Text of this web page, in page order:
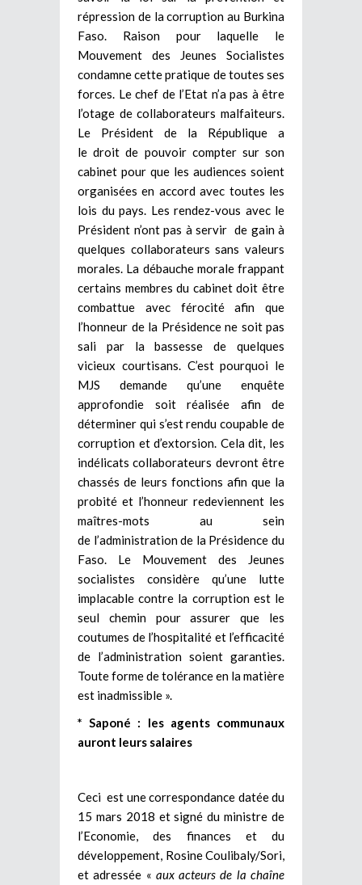
répression de la corruption au Burkina
Faso. Raison pour laquelle le
Mouvement des Jeunes Socialistes
condamne cette pratique de toutes ses
forces. Le chef de l’Etat n’a pas à être
l’otage de collaborateurs malfaiteurs.
Le Président de la République a
le droit de pouvoir compter sur son
cabinet pour que les audiences soient
organisées en accord avec toutes les
lois du pays. Les rendez-vous avec le
Président n’ont pas à servir de gain à
quelques collaborateurs sans valeurs
morales. La débauche morale frappant
certains membres du cabinet doit être
combattue avec férocité afin que
l’honneur de la Présidence ne soit pas
sali par la bassesse de quelques
vicieux courtisans. C’est pourquoi le
MJS demande qu’une enquête
approfondie soit réalisée afin de
déterminer qui s’est rendu coupable de
corruption et d’extorsion. Cela dit, les
indélicats collaborateurs devront être
chassés de leurs fonctions afin que la
probité et l’honneur redeviennent les
maîtres-mots au sein
de l’administration de la Présidence du
Faso. Le Mouvement des Jeunes
socialistes considère qu’une lutte
implacable contre la corruption est le
seul chemin pour assurer que les
coutumes de l’hospitalité et l’efficacité
de l’administration soient garanties.
Toute forme de tolérance en la matière
est inadmissible ».
* Saponé : les agents communaux
auront leurs salaires
Ceci est une correspondance datée du
15 mars 2018 et signé du ministre de
l’Economie, des finances et du
développement, Rosine Coulibaly/Sori,
et adressée « aux acteurs de la chaîne